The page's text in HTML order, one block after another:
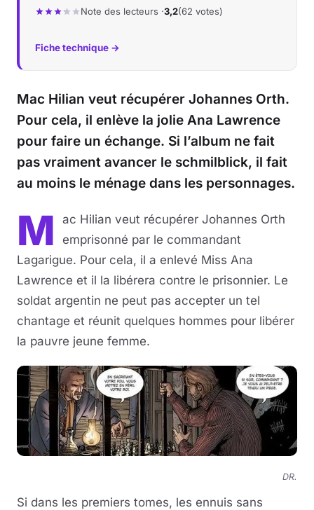
Note des lecteurs ·3,2(62 votes)
Fiche technique →
Mac Hilian veut récupérer Johannes Orth.
Pour cela, il enlève la jolie Ana Lawrence
pour faire un échange. Si l’album ne fait
pas vraiment avancer le schmilblick, il fait
au moins le ménage dans les personnages.
M
ac Hilian veut récupérer Johannes Orth
emprisonné par le commandant
Lagarigue. Pour cela, il a enlevé Miss Ana
Lawrence et il la libérera contre le prisonnier. Le
soldat argentin ne peut pas accepter un tel
chantage et réunit quelques hommes pour libérer
la pauvre jeune femme.
DR.
Si dans les premiers tomes, les ennuis sans